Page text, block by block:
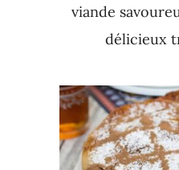
viande
délicieux